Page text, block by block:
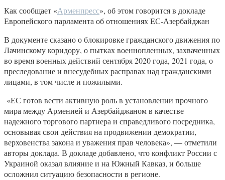
Как сообщает «Арменпресс», об этом говорится в докладе
Европейского парламента об отношениях ЕС-Азербайджан
В документе сказано о блокировке гражданского движения по
Лачинскому коридору, о пытках военнопленных, захваченных
во время военных действий сентября 2020 года, 2021 года, о
преследование и внесудебных расправах над гражданскими
лицами, в том числе и пожилыми.
«ЕС готов вести активную роль в установлении прочного
мира между Арменией и Азербайджаном в качестве
надежного торгового партнера и справедливого посредника,
основывая свои действия на продвижении демократии,
верховенства закона и уважения прав человека», — отметили
авторы доклада. В докладе добавлено, что конфликт России с
Украиной оказал влияние и на Южный Кавказ, и больше
осложнил ситуацию безопасности в регионе.